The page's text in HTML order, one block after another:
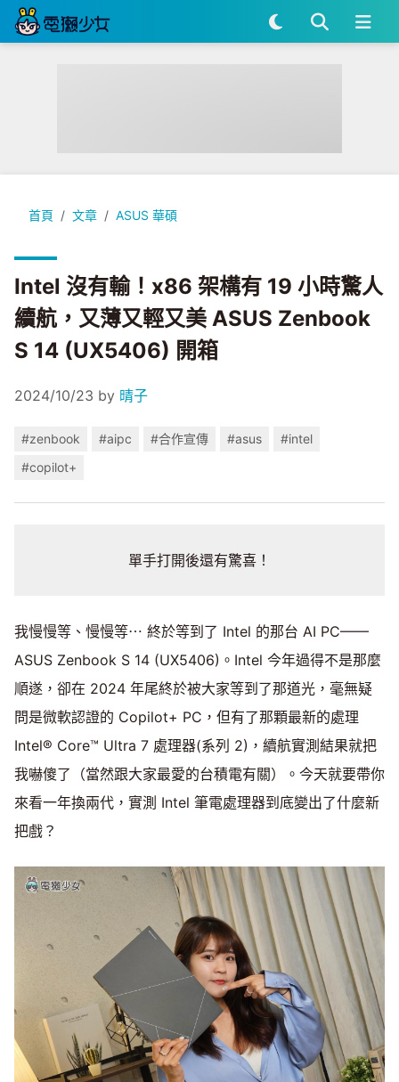
首頁 文章 ASUS 華碩
Intel 沒有輸！x86 架構有 19 小時驚人續航，又薄又輕又美
Intel 沒有輸！x86 架構有 19 小時驚人
續航，又薄又輕又美 ASUS Zenbook
S 14 (UX5406) 開箱
2024/10/23 by 晴子
#zenbook #aipc #合作宣傳 #asus
#intel
#copilot+
單手打開後還有驚喜！
我慢慢等、慢慢等⋯ 終於等到了 Intel 的那台 AI PC——
ASUS Zenbook S 14 (UX5406)。Intel 今年過得不是那麼
順遂，卻在 2024 年尾終於被大家等到了那道光，毫無疑
問是微軟認證的 Copilot+ PC，但有了那顆最新的處理
Intel® Core™ Ultra 7 處理器(系列 2)，續航實測結果就把
我嚇傻了（當然跟大家最愛的台積電有關）。今天就要帶你
來看一年換兩代，實測 Intel 筆電處理器到底變出了什麼新
把戲？